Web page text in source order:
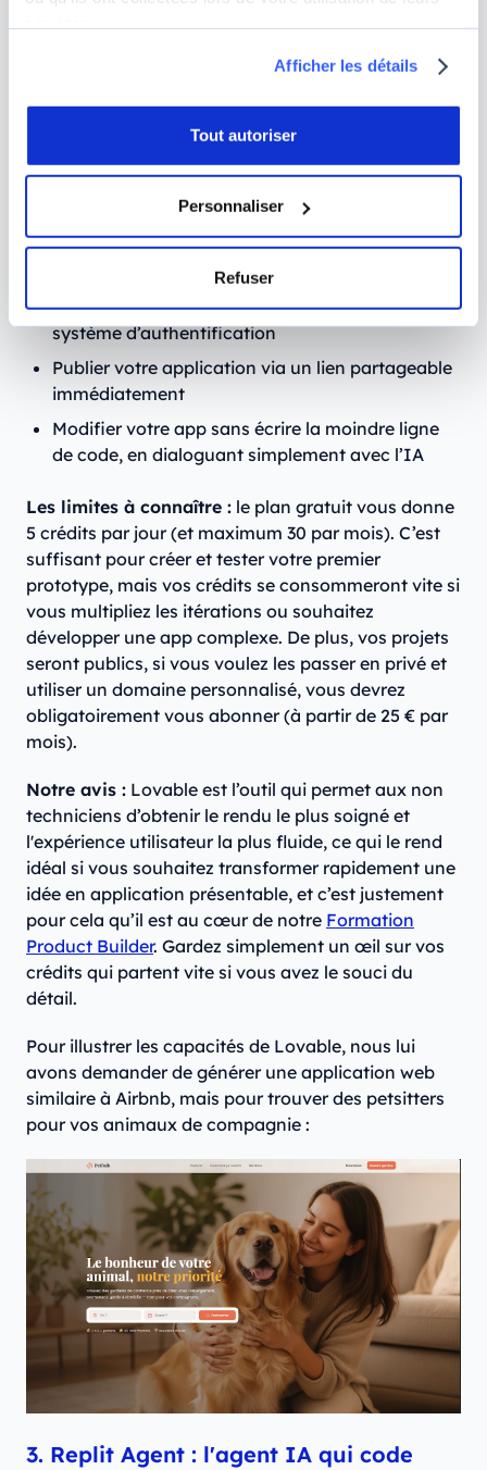
Afficher les détails
Tout autoriser
Personnaliser
Refuser
de vraies applications web, accessibles via un lien
Ce que vous pouvez faire gratuitement avec
Lovable :
Décrire votre application et la voir se construire
en temps réel
Obtenir une vraie application web (pas une
simple maquette), avec base de données et
système d’authentification
Publier votre application via un lien partageable
immédiatement
Modifier votre app sans écrire la moindre ligne
de code, en dialoguant simplement avec l’IA
Les limites à connaître : le plan gratuit vous donne
5 crédits par jour (et maximum 30 par mois). C’est
suffisant pour créer et tester votre premier
prototype, mais vos crédits se consommeront vite si
vous multipliez les itérations ou souhaitez
développer une app complexe. De plus, vos projets
seront publics, si vous voulez les passer en privé et
utiliser un domaine personnalisé, vous devrez
obligatoirement vous abonner (à partir de 25 € par
mois).
Notre avis : Lovable est l’outil qui permet aux non
techniciens d’obtenir le rendu le plus soigné et
l'expérience utilisateur la plus fluide, ce qui le rend
idéal si vous souhaitez transformer rapidement une
idée en application présentable, et c’est justement
pour cela qu’il est au cœur de notre Formation
Product Builder. Gardez simplement un œil sur vos
crédits qui partent vite si vous avez le souci du
détail.
Pour illustrer les capacités de Lovable, nous lui
avons demander de générer une application web
similaire à Airbnb, mais pour trouver des petsitters
pour vos animaux de compagnie :
3. Replit Agent : l'agent IA qui code